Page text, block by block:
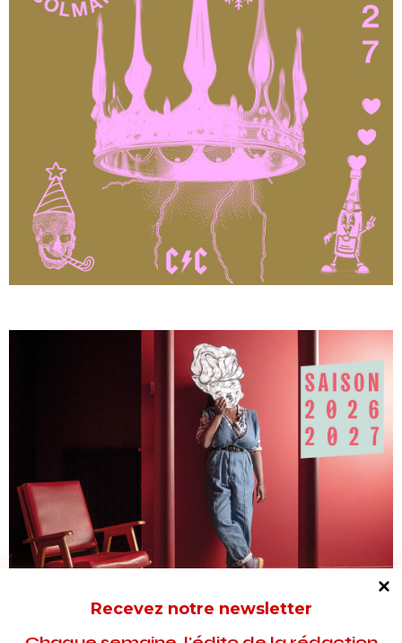
Recevez notre newsletter